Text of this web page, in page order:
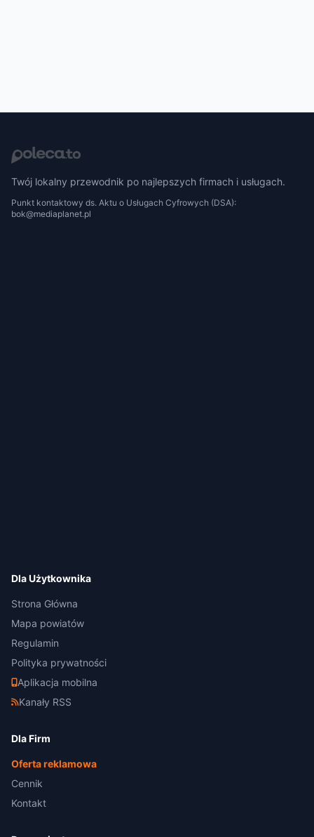
Twój lokalny przewodnik po najlepszych firmach i usługach.
Punkt kontaktowy ds. Aktu o Usługach Cyfrowych (DSA):
bok@mediaplanet.pl
Dla Użytkownika
Strona Główna
Mapa powiatów
Regulamin
Polityka prywatności
Aplikacja mobilna
Kanały RSS
Dla Firm
Oferta reklamowa
Cennik
Kontakt